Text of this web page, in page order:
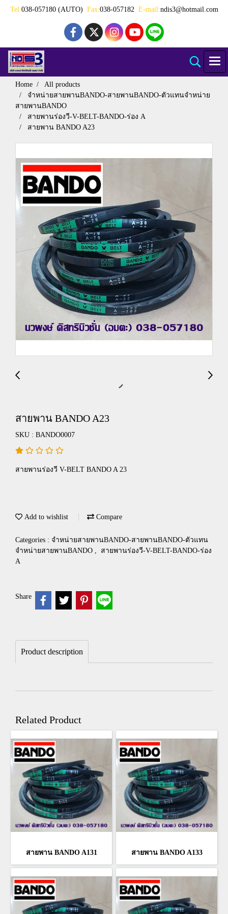
Tel:038-057180 (AUTO) Fax:038-057182 E-mail:ndis3@hotmail.com
Home
All products
จำหน่ายสายพานBANDO-สายพานBANDO-ตัวแทนจำหน่าย
สายพานBANDO
สายพานร่องวี-V-BELT-BANDO-ร่อง A
สายพาน BANDO A23
สายพาน BANDO A23
SKU : BANDO0007
สายพานร่องวี V-BELT BANDO A 23
Add to wishlist Compare
Categories : จำหน่ายสายพานBANDO-สายพานBANDO-ตัวแทน
จำหน่ายสายพานBANDO ,
สายพานร่องวี-V-BELT-BANDO-ร่อง
A
Share
Product description
Related Product
สายพาน BANDO A131 สายพาน BANDO A133